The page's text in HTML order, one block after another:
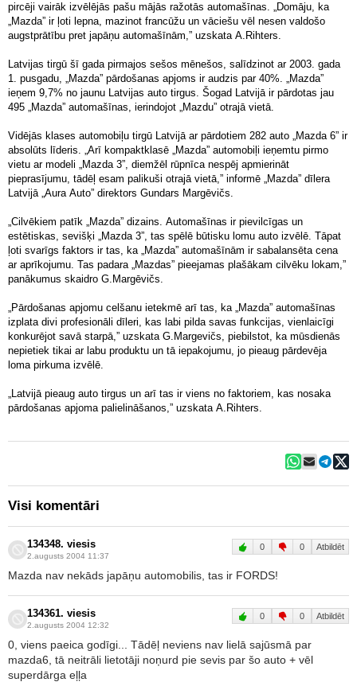
pircēji vairāk izvēlējās pašu mājās ražotās automašīnas. „Domāju, ka
„Mazda” ir ļoti lepna, mazinot francūžu un vāciešu vēl nesen valdošo
augstprātību pret japāņu automašīnām,” uzskata A.Rihters.
Latvijas tirgū šī gada pirmajos sešos mēnešos, salīdzinot ar 2003. gada
1. pusgadu, „Mazda” pārdošanas apjoms ir audzis par 40%. „Mazda”
ieņem 9,7% no jaunu Latvijas auto tirgus. Šogad Latvijā ir pārdotas jau
495 „Mazda” automašīnas, ierindojot „Mazdu” otrajā vietā.
Vidējās klases automobiļu tirgū Latvijā ar pārdotiem 282 auto „Mazda 6” ir
absolūts līderis. „Arī kompaktklasē „Mazda” automobiļi ieņemtu pirmo
vietu ar modeli „Mazda 3”, diemžēl rūpnīca nespēj apmierināt
pieprasījumu, tādēļ esam palikuši otrajā vietā,” informē „Mazda” dīlera
Latvijā „Aura Auto” direktors Gundars Margēvičs.
„Cilvēkiem patīk „Mazda” dizains. Automašīnas ir pievilcīgas un
estētiskas, sevišķi „Mazda 3”, tas spēlē būtisku lomu auto izvēlē. Tāpat
ļoti svarīgs faktors ir tas, ka „Mazda” automašīnām ir sabalansēta cena
ar aprīkojumu. Tas padara „Mazdas” pieejamas plašākam cilvēku lokam,”
panākumus skaidro G.Margēvičs.
„Pārdošanas apjomu celšanu ietekmē arī tas, ka „Mazda” automašīnas
izplata divi profesionāli dīleri, kas labi pilda savas funkcijas, vienlaicīgi
konkurējot savā starpā,” uzskata G.Margevičs, piebilstot, ka mūsdienās
nepietiek tikai ar labu produktu un tā iepakojumu, jo pieaug pārdevēja
loma pirkuma izvēlē.
„Latvijā pieaug auto tirgus un arī tas ir viens no faktoriem, kas nosaka
pārdošanas apjoma palielināšanos,” uzskata A.Rihters.
Visi komentāri
134348. viesis
2.augusts 2004 11:37
0 0 Atbildēt
Mazda nav nekāds japāņu automobilis, tas ir FORDS!
134361. viesis
2.augusts 2004 12:32
0 0 Atbildēt
0, viens paeica godīgi... Tādēļ neviens nav lielā sajūsmā par
mazda6, tā neitrāli lietotāji noņurd pie sevis par šo auto + vēl
superdārga eļļa